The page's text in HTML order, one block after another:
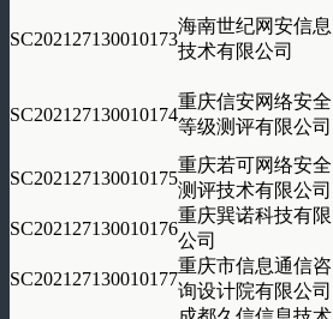
SC202127130010173
海南世纪网安信息
技术有限公司
SC202127130010174
重庆信安网络安全
等级测评有限公司
SC202127130010175
重庆若可网络安全
测评技术有限公司
SC202127130010176
重庆巽诺科技有限
公司
SC202127130010177
重庆市信息通信咨
询设计院有限公司